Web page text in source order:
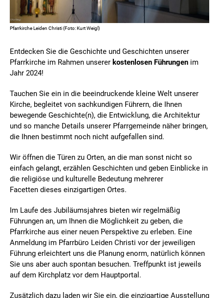
Pfarrkirche Leiden Christi (Foto: Kurt Weigl)
Entdecken Sie die Geschichte und Geschichten unserer
Pfarrkirche im Rahmen unserer kostenlosen Führungen im
Jahr 2024!
Tauchen Sie ein in die beeindruckende kleine Welt unserer
Kirche, begleitet von sachkundigen Führern, die Ihnen
bewegende Geschichte(n), die Entwicklung, die Architektur
und so manche Details unserer Pfarrgemeinde näher bringen,
die Ihnen bestimmt noch nicht aufgefallen sind.
Wir öffnen die Türen zu Orten, an die man sonst nicht so
einfach gelangt, erzählen Geschichten und geben Einblicke in
die religiöse und kulturelle Bedeutung mehrerer
Facetten dieses einzigartigen Ortes.
Im Laufe des Jubiläumsjahres bieten wir regelmäßig
Führungen an, um Ihnen die Möglichkeit zu geben, die
Pfarrkirche aus einer neuen Perspektive zu erleben. Eine
Anmeldung im Pfarrbüro Leiden Christi vor der jeweiligen
Führung erleichtert uns die Planung enorm, natürlich können
Sie uns aber auch spontan besuchen. Treffpunkt ist jeweils
auf dem Kirchplatz vor dem Hauptportal.
Zusätzlich dazu laden wir Sie ein, die einzigartige Ausstellung